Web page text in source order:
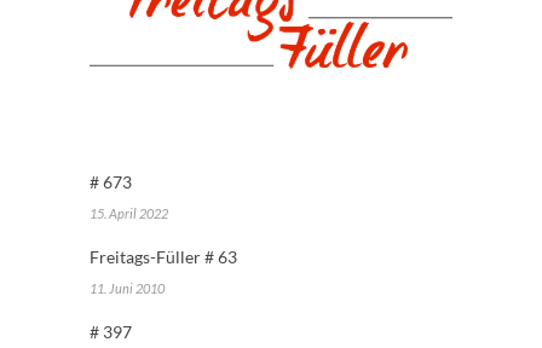
# 673
15. April 2022
Freitags-Füller # 63
11. Juni 2010
# 397